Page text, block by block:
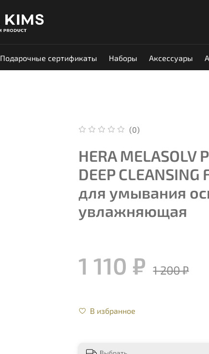
Подарочные сертификаты Наборы Аксессуары
(0)
HERA MELASOLV
DEEP
для умывания
увлажняющая
1 110 ₽ 1 200 ₽
В избранное